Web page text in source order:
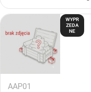
WYPR
ZEDA
NE
AAP01